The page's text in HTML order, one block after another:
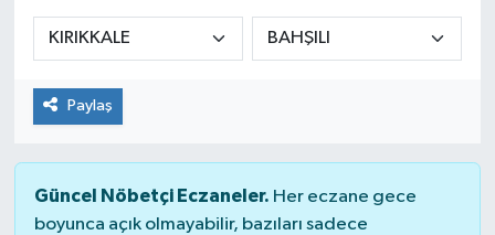
Paylaş
Güncel Nöbetçi Eczaneler. Her eczane gece
boyunca açık olmayabilir, bazıları sadece
Siyaset
Spor